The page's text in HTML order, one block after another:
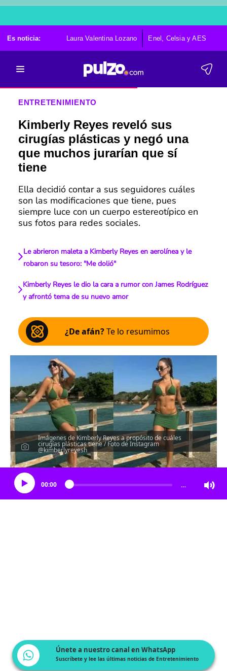
Es noticia: Laura Valentina Lozano Enel, Celsia y AES
ENTRETENIMIENTO
Kimberly Reyes reveló sus
cirugías plásticas y negó una
que muchos jurarían que sí
tiene
Ella decidió contar a sus seguidores cuáles
son las modificaciones que tiene, pues
siempre luce con un cuerpo estereotípico en
sus fotos para redes sociales.
Le abrieron maleta a Kimberly Reyes en aerolínea y le
robaron su tesoro: "Me dolió"
Kimberly Reyes le dio la cara a rumor con James Rodríguez
y afrontó tema de su nuevo amor
¿De afán?Te lo resumimos
Imágenes de Kimberly Reyes a propósito de cuáles
cirugías plásticas tiene / Foto de Instagram
@kimberlyreyesh
Escucha el artículo
00:00 …
Únete a nuestro canal en WhatsApp
Suscríbete y lee las últimas noticias de Entretenimiento